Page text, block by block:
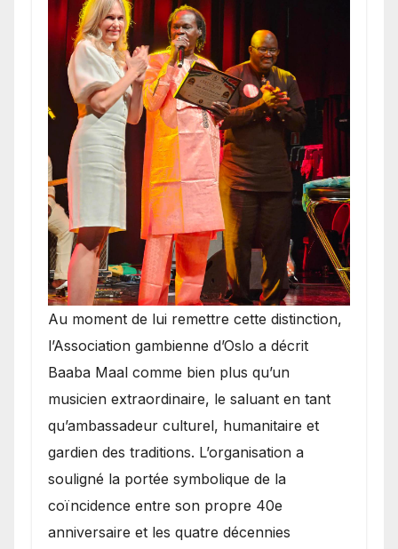
​Au moment de lui remettre cette distinction,
l’Association gambienne d’Oslo a décrit
Baaba Maal comme bien plus qu’un
musicien extraordinaire, le saluant en tant
qu’ambassadeur culturel, humanitaire et
gardien des traditions. L’organisation a
souligné la portée symbolique de la
coïncidence entre son propre 40e
anniversaire et les quatre décennies